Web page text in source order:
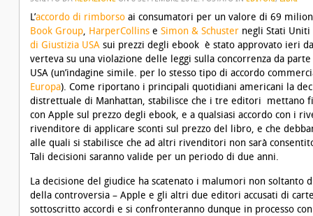
L’accordo di rimborso ai consumatori per un valore di 69
Book Group, HarperCollins e Simon & Schuster negli Stati
di Giustizia USA sui prezzi degli ebook è stato approvato ieri
verteva su una violazione delle leggi sulla concorrenza da
USA (un’indagine simile. per lo stesso tipo di accordo
Europa). Come riportano i principali quotidiani americani la
distrettuale di Manhattan, stabilisce che i tre editori mettano
con Apple sul prezzo degli ebook, e a qualsiasi accordo con i
rivenditore di applicare sconti sul prezzo del libro, e che
alle quali si stabilisce che ad altri rivenditori non sarà
Tali decisioni saranno valide per un periodo di due anni.
La decisione del giudice ha scatenato i malumori non soltanto
della controversia – Apple e gli altri due editori accusati di
sottoscritto accordi e si confronteranno dunque in processo